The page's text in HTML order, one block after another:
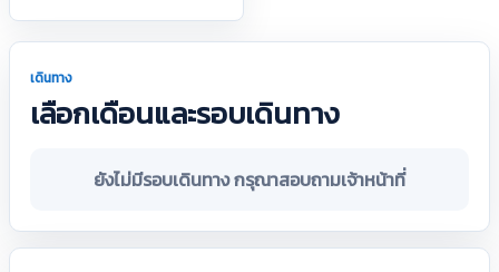
เดินทาง
เลือกเดือนและรอบเดินทาง
ยังไม่มีรอบเดินทาง กรุณาสอบถามเจ้าหน้าที่